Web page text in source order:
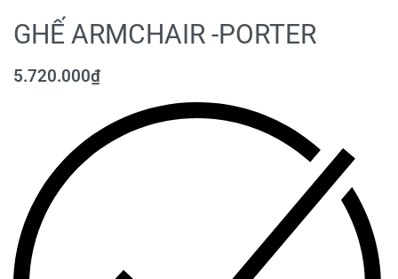
GHẾ ARMCHAIR -PORTER
5.720.000₫